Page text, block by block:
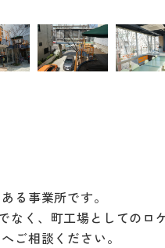
る事業所です。
なく、町工場としてのロ
ご相談ください。